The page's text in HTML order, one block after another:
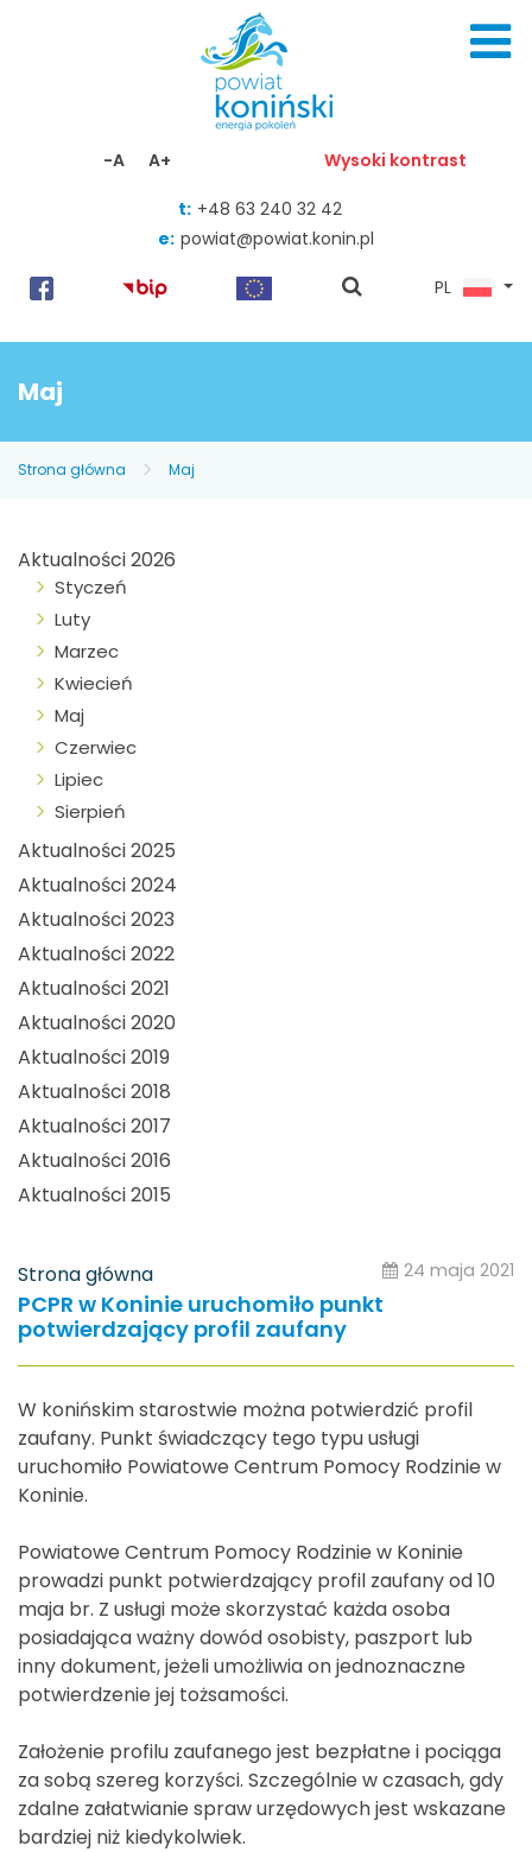
-A A+ Wysoki kontrast
t: +48 63 240 32 42
e: powiat@powiat.konin.pl
pokaż
PL
Maj
Strona główna Maj
Aktualności 2026
Styczeń
Luty
Marzec
Kwiecień
Maj
Czerwiec
Lipiec
Sierpień
Aktualności 2025
Aktualności 2024
Aktualności 2023
Aktualności 2022
Aktualności 2021
Aktualności 2020
Aktualności 2019
Aktualności 2018
Aktualności 2017
Aktualności 2016
Aktualności 2015
Strona główna 24 maja 2021
PCPR w Koninie uruchomiło punkt
potwierdzający profil zaufany
W konińskim starostwie można potwierdzić profil
zaufany. Punkt świadczący tego typu usługi
uruchomiło Powiatowe Centrum Pomocy Rodzinie w
Koninie.
Powiatowe Centrum Pomocy Rodzinie w Koninie
prowadzi punkt potwierdzający profil zaufany od 10
maja br. Z usługi może skorzystać każda osoba
posiadająca ważny dowód osobisty, paszport lub
inny dokument, jeżeli umożliwia on jednoznaczne
potwierdzenie jej tożsamości.
Założenie profilu zaufanego jest bezpłatne i pociąga
za sobą szereg korzyści. Szczególnie w czasach, gdy
zdalne załatwianie spraw urzędowych jest wskazane
bardziej niż kiedykolwiek.